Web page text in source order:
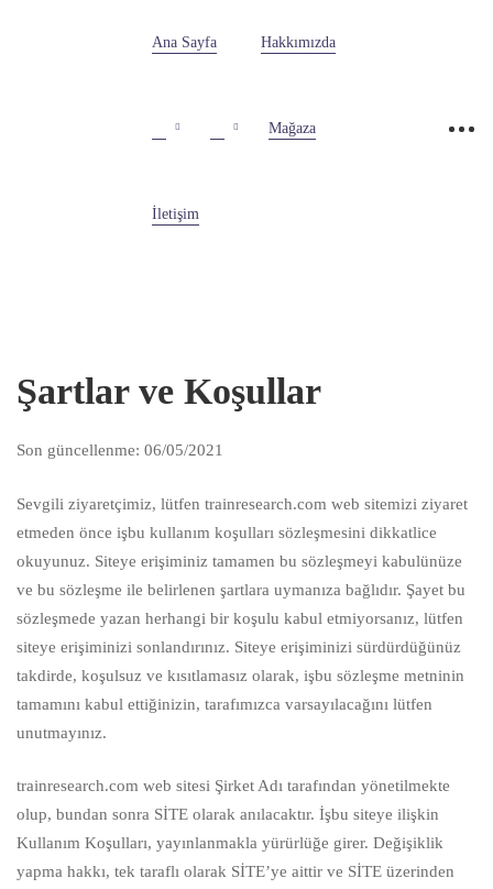
Ana Sayfa Hakkımızda
Mağaza
İletişim
Şartlar ve Koşullar
Son güncellenme: 06/05/2021
Sevgili ziyaretçimiz, lütfen trainresearch.com web sitemizi ziyaret
etmeden önce işbu kullanım koşulları sözleşmesini dikkatlice
okuyunuz. Siteye erişiminiz tamamen bu sözleşmeyi kabulünüze
ve bu sözleşme ile belirlenen şartlara uymanıza bağlıdır. Şayet bu
sözleşmede yazan herhangi bir koşulu kabul etmiyorsanız, lütfen
siteye erişiminizi sonlandırınız. Siteye erişiminizi sürdürdüğünüz
takdirde, koşulsuz ve kısıtlamasız olarak, işbu sözleşme metninin
tamamını kabul ettiğinizin, tarafımızca varsayılacağını lütfen
unutmayınız.
trainresearch.com web sitesi Şirket Adı tarafından yönetilmekte
olup, bundan sonra SİTE olarak anılacaktır. İşbu siteye ilişkin
Kullanım Koşulları, yayınlanmakla yürürlüğe girer. Değişiklik
yapma hakkı, tek taraflı olarak SİTE’ye aittir ve SİTE üzerinden